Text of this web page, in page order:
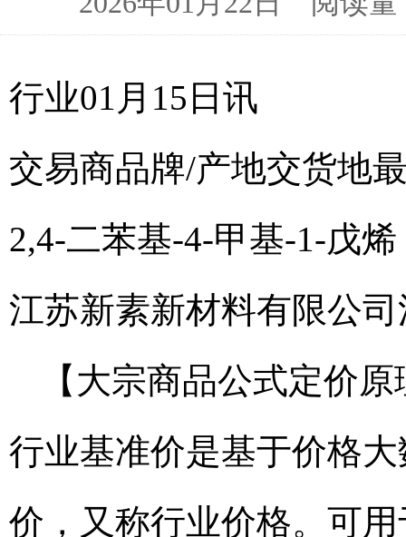
行业01月15日讯
交易商品牌/产地交货地
2,4-二苯基-4-甲基-1-戊
江苏新素新材料有限公司
【大宗商品公式定价
行业基准价是基于价格
价，又称行业价格。可